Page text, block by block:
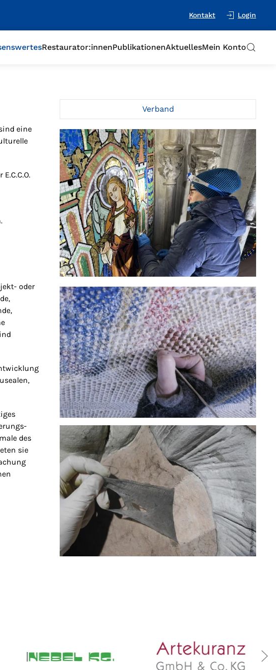
Kontakt Login
Restaurator:innenPublikationenAktuellesMein Konto
eine
oder
des
sie
Verband